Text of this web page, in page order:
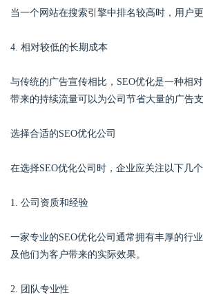
当一个网站在搜索引擎中排名较高时，用户
4. 相对较低的长期成本
与传统的广告宣传相比，SEO优化是一种相
带来的持续流量可以为公司节省大量的广告支
选择合适的SEO优化公司
在选择SEO优化公司时，企业应关注以下几个
1. 公司资质和经验
一家专业的SEO优化公司通常拥有丰厚的行
及他们为客户带来的实际效果。
2. 团队专业性